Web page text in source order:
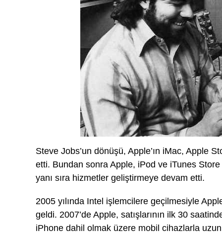
Steve Jobs’un dönüşü, Apple’ın iMac, Apple
etti. Bundan sonra Apple, iPod ve iTunes Store
yanı sıra hizmetler geliştirmeye devam etti.
2005 yılında Intel işlemcilere geçilmesiyle
geldi. 2007’de Apple, satışlarının ilk 30
iPhone dahil olmak üzere mobil cihazlarla